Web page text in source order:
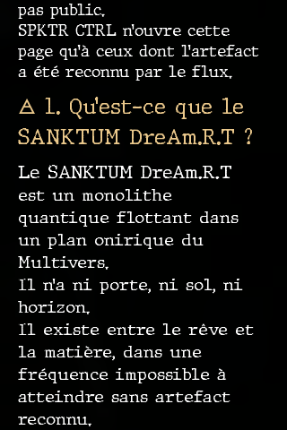
pas public.
SPKTR CTRL n’ouvre cette
page qu’à ceux dont l’artefact
a été reconnu par le flux.
🜁 1. Qu’est-ce que le
SANKTUM DreAm.R.T ?
Le SANKTUM DreAm.R.T
est un monolithe
quantique flottant dans
un plan onirique du
Multivers.
Il n’a ni porte, ni sol, ni
horizon.
Il existe entre le rêve et
la matière, dans une
fréquence impossible à
atteindre sans artefact
reconnu.